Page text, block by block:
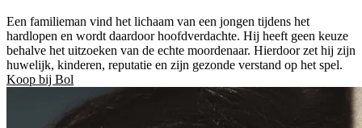
Een familieman vind het lichaam van een jongen tijdens het
hardlopen en wordt daardoor hoofdverdachte. Hij heeft geen keuze
behalve het uitzoeken van de echte moordenaar. Hierdoor zet hij zijn
huwelijk, kinderen, reputatie en zijn gezonde verstand op het spel.
Koop bij Bol